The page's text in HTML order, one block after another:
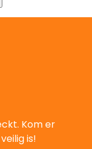
Kom er
is!